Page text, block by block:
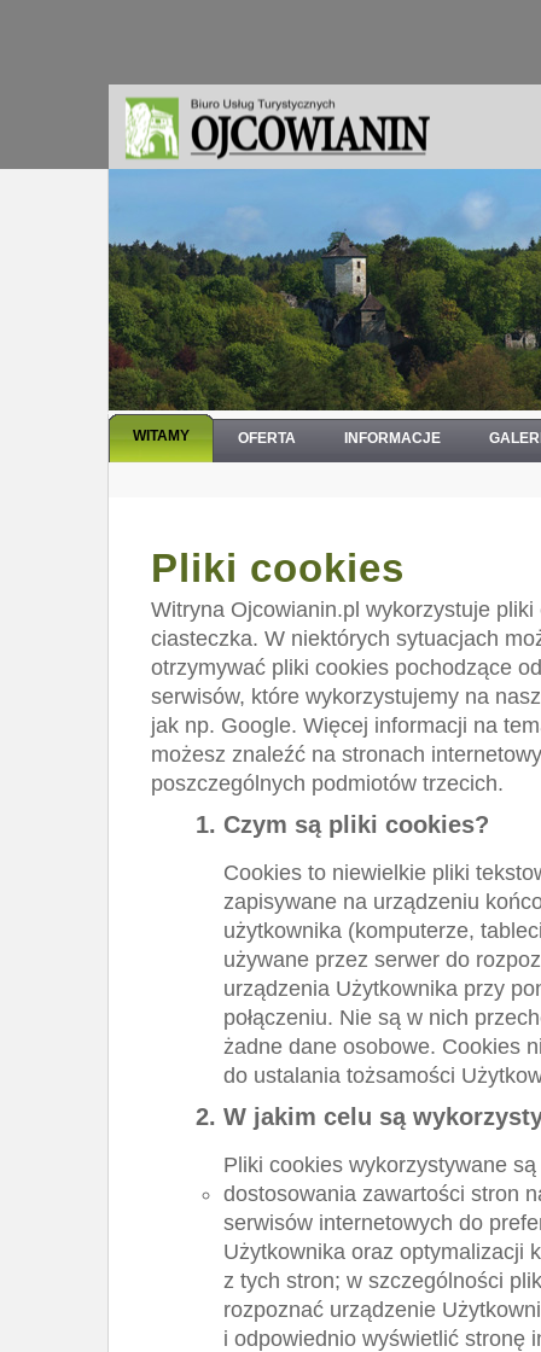
WITAMY OFERTA INFORMACJE
Pliki cookies
Witryna Ojcowianin.pl wykorzystuje pliki
ciasteczka. W niektórych sytuacjach
otrzymywać pliki cookies pochodzące
serwisów, które wykorzystujemy na
jak np. Google. Więcej informacji na
możesz znaleźć na stronach
poszczególnych podmiotów trzecich.
Czym są pliki cookies?
Cookies to niewielkie pliki
zapisywane na urządzeniu
użytkownika (komputerze,
używane przez serwer do
urządzenia Użytkownika przy
połączeniu. Nie są w nich
żadne dane osobowe. Cookies
do ustalania tożsamości
W jakim celu są
Pliki cookies wykorzystywane
dostosowania zawartości stron
serwisów internetowych do
Użytkownika oraz optymalizacji
z tych stron; w szczególności
rozpoznać urządzenie
i odpowiednio wyświetlić stronę